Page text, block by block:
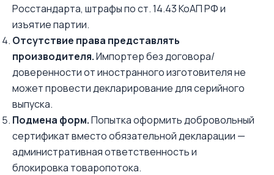
Росстандарта, штрафы по ст. 14.43 КоАП РФ и
изъятие партии.
Отсутствие права представлять
производителя.Импортер без договора/
доверенности от иностранного изготовителя не
может провести декларирование для серийного
выпуска.
Подмена форм.Попытка оформить добровольный
сертификат вместо обязательной декларации —
административная ответственность и
блокировка товаропотока.